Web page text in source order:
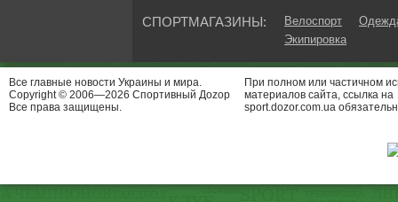
СПОРТМАГАЗИНЫ: Велоспорт
Экипировка
Все главные новости Украины и мира.
Copyright © 2006—2026 Спортивный Доzор
Все права защищены.
При полном или частичном
материалов сайта, ссылка на
sport.dozor.com.ua